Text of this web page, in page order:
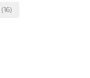
(16)